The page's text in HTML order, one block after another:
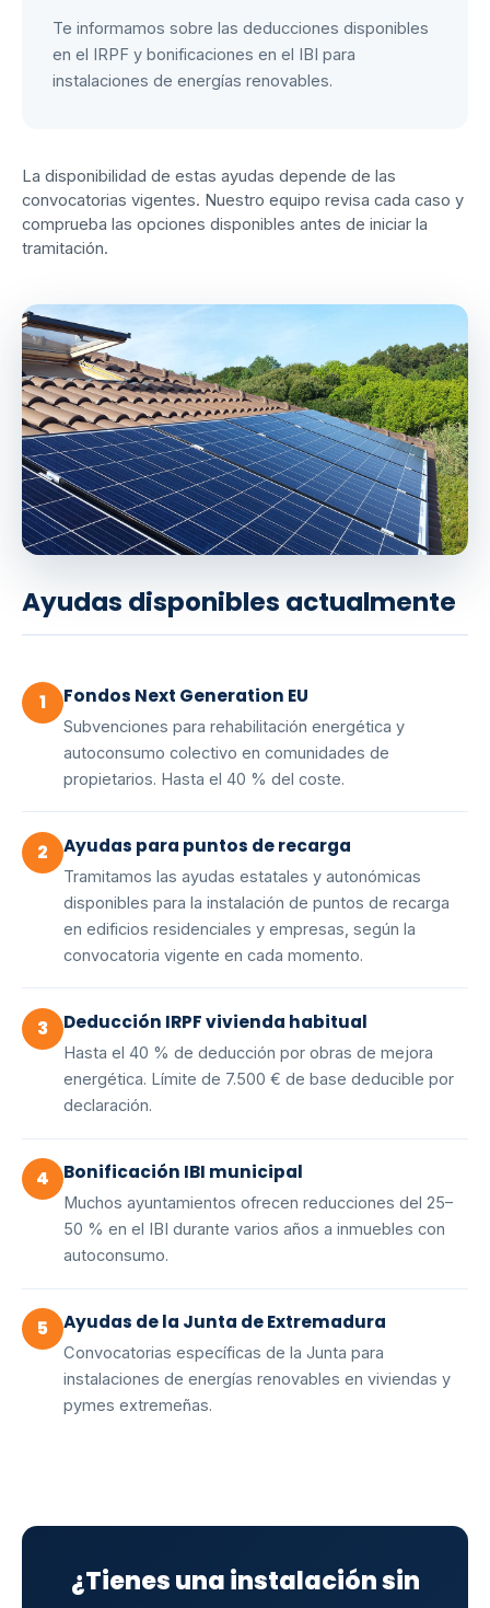
Te informamos sobre las deducciones disponibles
en el IRPF y bonificaciones en el IBI para
instalaciones de energías renovables.
La disponibilidad de estas ayudas depende de las
convocatorias vigentes. Nuestro equipo revisa cada caso y
comprueba las opciones disponibles antes de iniciar la
tramitación.
Ayudas disponibles actualmente
1 Fondos Next Generation EU
Subvenciones para rehabilitación energética y
autoconsumo colectivo en comunidades de
propietarios. Hasta el 40 % del coste.
2 Ayudas para puntos de recarga
Tramitamos las ayudas estatales y autonómicas
disponibles para la instalación de puntos de recarga
en edificios residenciales y empresas, según la
convocatoria vigente en cada momento.
3 Deducción IRPF vivienda habitual
Hasta el 40 % de deducción por obras de mejora
energética. Límite de 7.500 € de base deducible por
declaración.
4 Bonificación IBI municipal
Muchos ayuntamientos ofrecen reducciones del 25–
50 % en el IBI durante varios años a inmuebles con
autoconsumo.
5 Ayudas de la Junta de Extremadura
Convocatorias específicas de la Junta para
instalaciones de energías renovables en viviendas y
pymes extremeñas.
¿Tienes una instalación sin